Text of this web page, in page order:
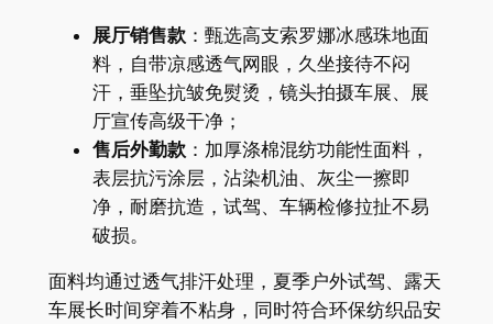
展厅销售款：甄选高支索罗娜冰感珠地面
料，自带凉感透气网眼，久坐接待不闷
汗，垂坠抗皱免熨烫，镜头拍摄车展、展
厅宣传高级干净；
售后外勤款：加厚涤棉混纺功能性面料，
表层抗污涂层，沾染机油、灰尘一擦即
净，耐磨抗造，试驾、车辆检修拉扯不易
破损。
面料均通过透气排汗处理，夏季户外试驾、露天
车展长时间穿着不粘身，同时符合环保纺织品安